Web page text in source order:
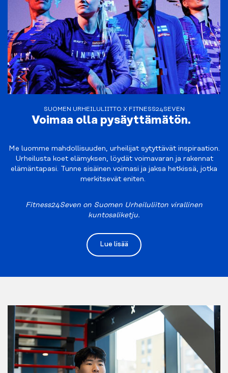
SUOMEN URHEILULIITTO X FITNESS24SEVEN
Voimaa olla pysäyttämätön.
Me luomme mahdollisuuden, urheilijat sytyttävät inspiraation.
Urheilusta koet elämyksen, löydät voimavaran ja rakennat
elämäntapasi. Tunne sisäinen voimasi ja jaksa hetkissä, jotka
merkitsevät eniten.
Fitness24Seven on Suomen Urheiluliiton virallinen
kuntosaliketju.
Lue lisää